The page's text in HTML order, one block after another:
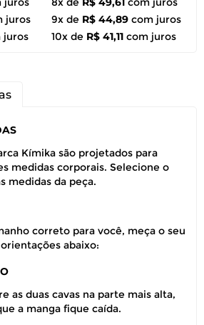
juros
juros
9x de R$ 44,89 com juros
10x de R$ 41,11 com juros
Kímika são projetados para
medidas corporais. Selecione o
medidas da peça.
correto para você, meça o seu
abaixo:
as duas cavas na parte mais alta,
a manga fique caída.